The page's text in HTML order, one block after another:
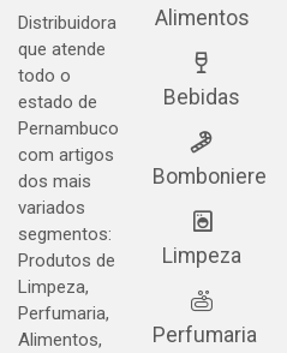
Distribuidora
que atende
todo o
estado de
Pernambuco
com artigos
dos mais
variados
segmentos:
Produtos de
Limpeza,
Perfumaria,
Alimentos,
Alimentos
Bebidas
Bomboniere
Limpeza
Perfumaria